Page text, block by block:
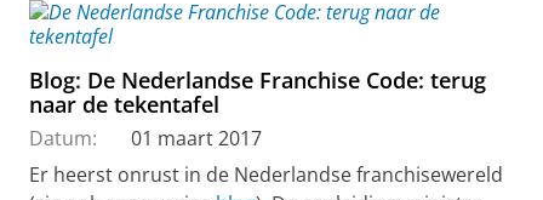
Blog: De Nederlandse Franchise Code: terug
naar de tekentafel
Datum:
01 maart 2017
Er heerst onrust in de Nederlandse franchisewereld